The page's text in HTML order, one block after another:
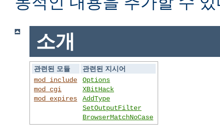
소개
관련된 모듈
관련된 지시어
mod_include
mod_cgi
mod_expires
Options
XBitHack
AddType
SetOutputFilter
BrowserMatchNoCase